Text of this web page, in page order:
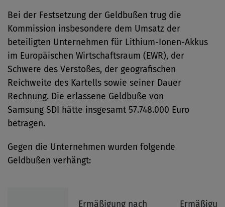
Bei der Festsetzung der Geldbußen trug die
Kommission insbesondere dem Umsatz der
beteiligten Unternehmen für Lithium-Ionen-Akkus
im Europäischen Wirtschaftsraum (EWR), der
Schwere des Verstoßes, der geografischen
Reichweite des Kartells sowie seiner Dauer
Rechnung. Die erlassene Geldbuße von
Samsung SDI hätte insgesamt 57.748.000 Euro
betragen.
Gegen die Unternehmen wurden folgende
Geldbußen verhängt:
Ermäßigung nach